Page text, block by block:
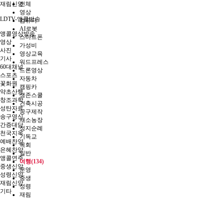
재림신앙
LDTV-앵콜방송
앵콜영상방송
영상
사진
기사
60대채널
스포츠
꽃화원
약초산행
창조과학
성탄자료
송구영신
간증대담
천국지옥
예배찬양
은혜찬양
앵콜연주
중생신앙
성령신앙
재림신앙
기타
전체
영상
컴퓨터
AI로봇
스마트폰
가성비
영상교육
워드프레스
드론영상
자동차
캠핑카
생존스쿨
건축시공
공구제작
채소농장
성지순례
기독교
목회
일반
여행(134)
운영
중생
성령
재림